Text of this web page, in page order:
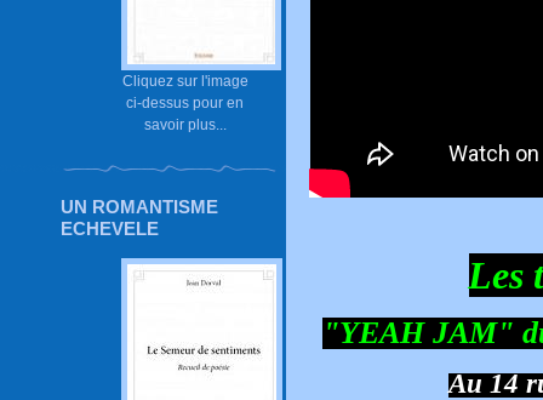
Cliquez sur l'image
ci-dessus pour en
savoir plus...
UN ROMANTISME
ECHEVELE
Les
"YEAH JAM"
Au 14